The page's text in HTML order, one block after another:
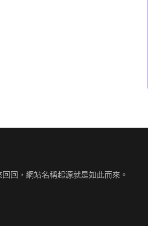
回，網站名稱起源就是如此而來。